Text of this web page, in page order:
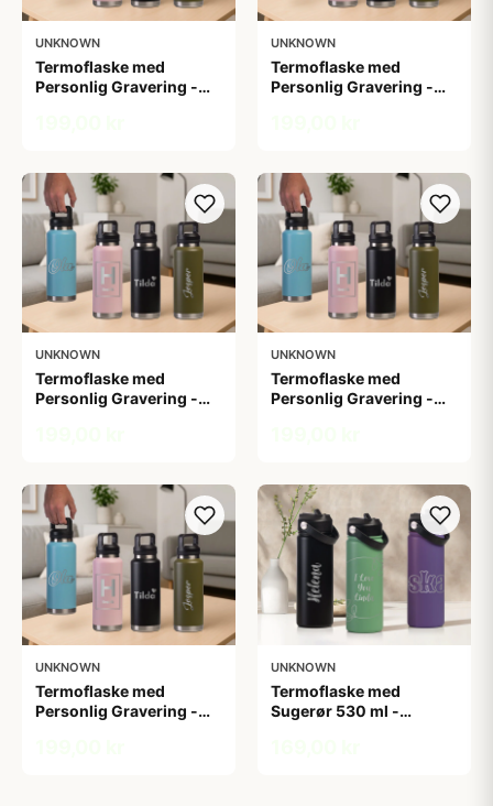
UNKNOWN
Termoflaske med
Personlig Gravering -
UNKNOWN
Termoflaske med
Personlig Gravering -
UNKNOWN
Termoflaske med
Personlig Gravering -
UNKNOWN
Termoflaske med
Personlig Gravering -
UNKNOWN
Termoflaske med
Personlig Gravering -
UNKNOWN
Termoflaske med
Sugerør 530 ml -